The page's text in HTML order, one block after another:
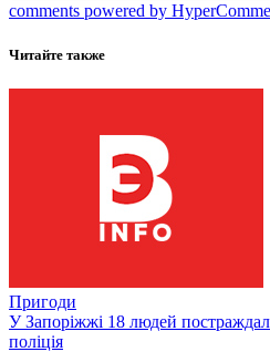
comments powered by
Читайте также
Пригоди
У Запоріжжі 18 людей
поліція